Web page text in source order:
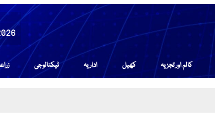
ٹیکنالوجی اداریہ کھیل کالم اور تجزیہ